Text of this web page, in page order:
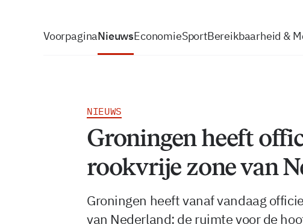
VoorpaginaNieuwsEconomieSportBereikbaarheid &
NIEUWS
Groningen heeft
rookvrije zone van
Groningen heeft vanaf vandaag
van Nederland: de ruimte voor de